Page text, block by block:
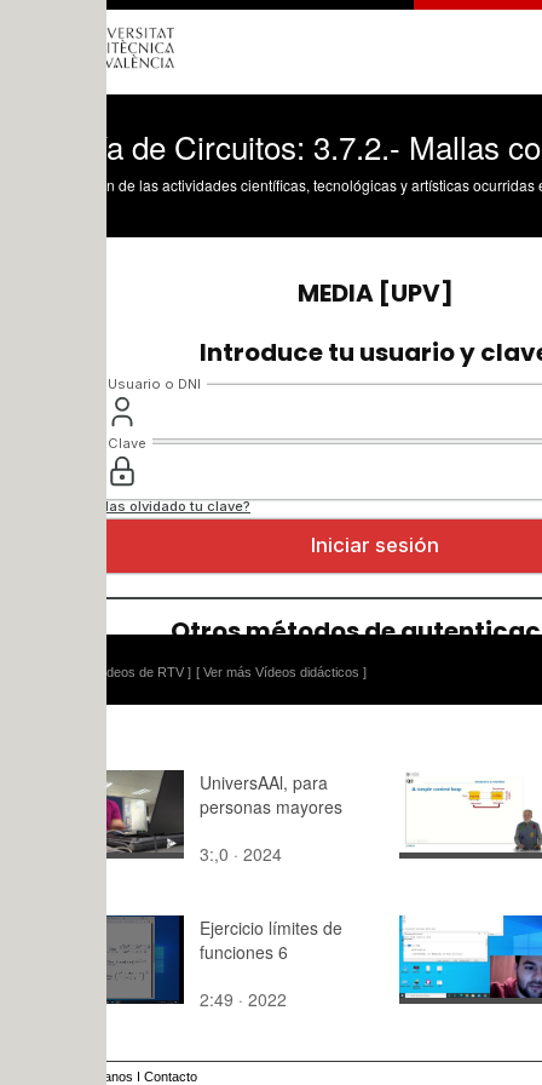
de Circuitos: 3.7.2.- Mallas con
de las actividades científicas, tecnológicas y artísticas ocurridas en los tres
[ Ver más Vídeos didácticos ]
UniversAAl, para
personas mayores
3:,0 · 2024
Control
Design.
1:21 · 2014
Ejercicio límites de
funciones 6
2:49 · 2022
Análisis
vivas
García-
15:05 ·